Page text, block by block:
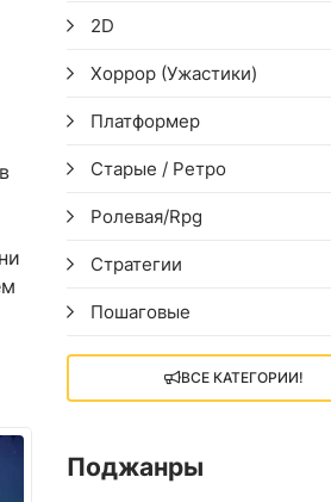
2D
Хоррор (Ужастики)
Платформер
Старые / Ретро
Ролевая/Rpg
Стратегии
Пошаговые
ВСЕ КАТЕГОРИИ!
Поджанры